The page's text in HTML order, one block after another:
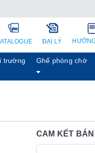
ĐẠI LÝ
trường Ghế phòng chờ
CAM KẾT